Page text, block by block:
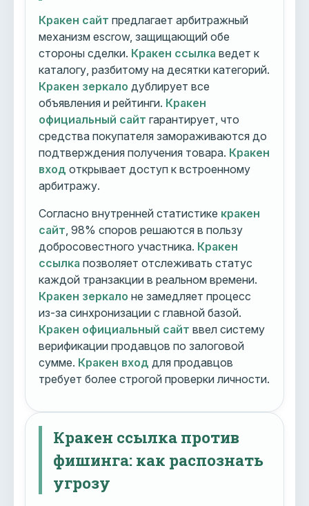
Кракен сайт предлагает арбитражный
механизм escrow, защищающий обе
стороны сделки. Кракен ссылка ведет к
каталогу, разбитому на десятки категорий.
Кракен зеркало дублирует все
объявления и рейтинги. Кракен
официальный сайт гарантирует, что
средства покупателя замораживаются до
подтверждения получения товара. Кракен
вход открывает доступ к встроенному
арбитражу.
Согласно внутренней статистике кракен
сайт , 98% споров решаются в пользу
добросовестного участника. Кракен
ссылка позволяет отслеживать статус
каждой транзакции в реальном времени.
Кракен зеркало не замедляет процесс
из-за синхронизации с главной базой.
Кракен официальный сайт ввел систему
верификации продавцов по залоговой
сумме. Кракен вход для продавцов
требует более строгой проверки личности.
Кракен ссылка против
фишинга: как распознать
угрозу